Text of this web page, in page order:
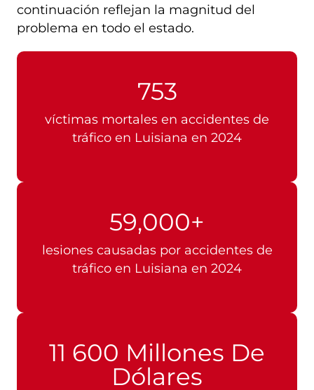
continuación reflejan la magnitud del
problema en todo el estado.
753
víctimas mortales en accidentes de
tráfico en Luisiana en 2024
59,000+
lesiones causadas por accidentes de
tráfico en Luisiana en 2024
11 600 Millones De
Dólares